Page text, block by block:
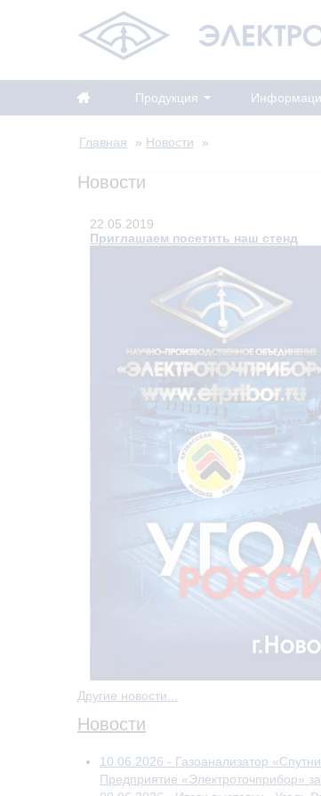
Продукция
Главная » Новости »
Новости
22.05.2019
Приглашаем посетить наш стенд
Другие новости...
Новости
10.06.2026 - Газоанализатор
Предприятие «Электроточприбор»